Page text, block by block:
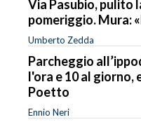
Via Pasubio, pulito
pomeriggio. Mura:
Umberto Zedda
Parcheggio
l'ora e 10 al giorno,
Poetto
Ennio Neri